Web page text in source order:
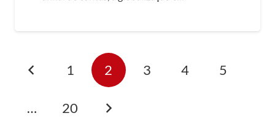
1 2 3 4 5
… 20